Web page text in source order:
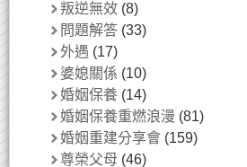
叛逆無效 (8)
問題解答 (33)
外遇 (17)
婆媳關係 (10)
婚姻保養 (14)
婚姻保養重燃浪漫 (81)
婚姻重建分享會 (159)
尊榮父母 (46)